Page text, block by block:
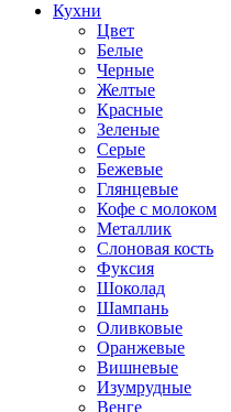
Кухни
Цвет
Белые
Черные
Желтые
Красные
Зеленые
Серые
Бежевые
Глянцевые
Кофе с молоком
Металлик
Слоновая кость
Фуксия
Шоколад
Шампань
Оливковые
Оранжевые
Вишневые
Изумрудные
Венге